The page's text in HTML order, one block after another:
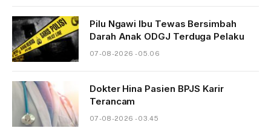
Pilu Ngawi Ibu Tewas Bersimbah
Darah Anak ODGJ Terduga Pelaku
07-08-2026 - 05.06
Dokter Hina Pasien BPJS Karir
Terancam
07-08-2026 - 03.45